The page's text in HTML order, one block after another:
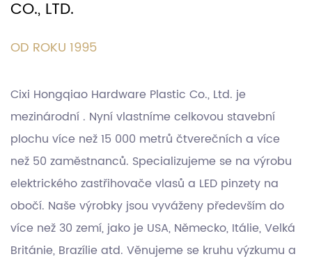
CO., LTD.
OD ROKU 1995
Cixi Hongqiao Hardware Plastic Co., Ltd. je
mezinárodní . Nyní vlastníme celkovou stavební
plochu více než 15 000 metrů čtverečních a více
než 50 zaměstnanců. Specializujeme se na výrobu
elektrického zastřihovače vlasů a LED pinzety na
obočí. Naše výrobky jsou vyváženy především do
více než 30 zemí, jako je USA, Německo, Itálie, Velká
Británie, Brazílie atd. Věnujeme se kruhu výzkumu a